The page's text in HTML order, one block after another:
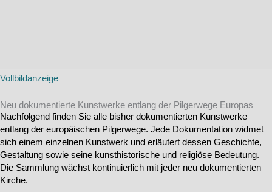
Vollbildanzeige
Neu dokumentierte Kunstwerke entlang der Pilgerwege Europas
Nachfolgend finden Sie alle bisher dokumentierten Kunstwerke
entlang der europäischen Pilgerwege. Jede Dokumentation widmet
sich einem einzelnen Kunstwerk und erläutert dessen Geschichte,
Gestaltung sowie seine kunsthistorische und religiöse Bedeutung.
Die Sammlung wächst kontinuierlich mit jeder neu dokumentierten
Kirche.